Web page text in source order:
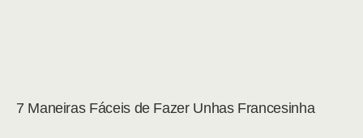
7 Maneiras Fáceis de Fazer Unhas Francesinha